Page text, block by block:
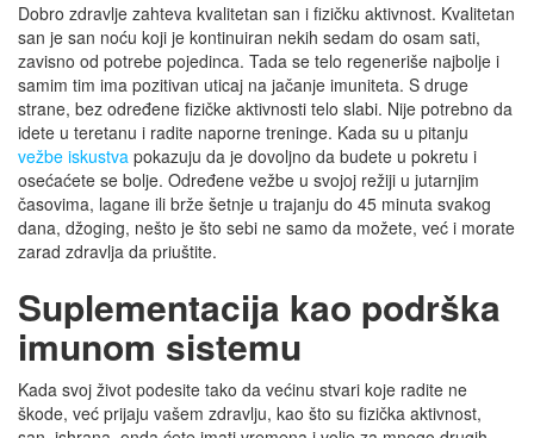
Dobro zdravlje zahteva kvalitetan san i fizičku aktivnost. Kvalitetan
san je san noću koji je kontinuiran nekih sedam do osam sati,
zavisno od potrebe pojedinca. Tada se telo regeneriše najbolje i
samim tim ima pozitivan uticaj na jačanje imuniteta. S druge
strane, bez određene fizičke aktivnosti telo slabi. Nije potrebno da
idete u teretanu i radite naporne treninge. Kada su u pitanju
vežbe iskustva pokazuju da je dovoljno da budete u pokretu i
osećaćete se bolje. Određene vežbe u svojoj režiji u jutarnjim
časovima, lagane ili brže šetnje u trajanju do 45 minuta svakog
dana, džoging, nešto je što sebi ne samo da možete, već i morate
zarad zdravlja da priuštite.
Suplementacija kao podrška
imunom sistemu
Kada svoj život podesite tako da većinu stvari koje radite ne
škode, već prijaju vašem zdravlju, kao što su fizička aktivnost,